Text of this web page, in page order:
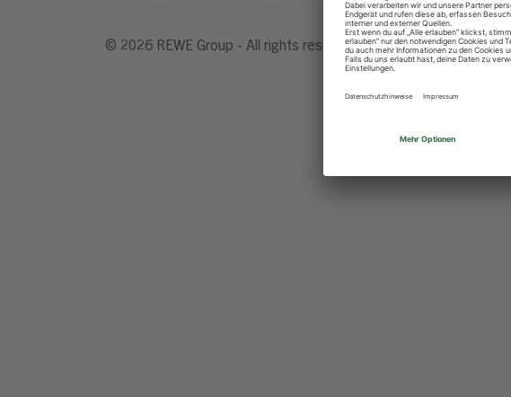
© 2026 REWE Group - All rights reserved